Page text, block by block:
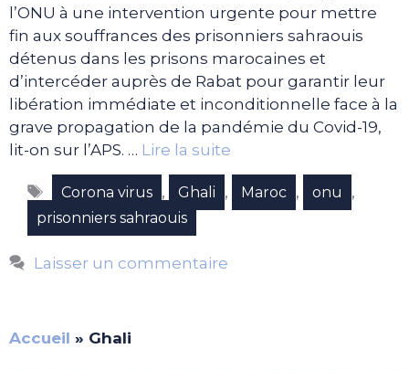
l’ONU à une intervention urgente pour mettre
fin aux souffrances des prisonniers sahraouis
détenus dans les prisons marocaines et
d’intercéder auprès de Rabat pour garantir leur
libération immédiate et inconditionnelle face à la
grave propagation de la pandémie du Covid-19,
lit-on sur l’APS. … Lire la suite
Étiquettes
Corona virus , Ghali , Maroc , onu ,
prisonniers sahraouis
Laisser un commentaire
Accueil » Ghali